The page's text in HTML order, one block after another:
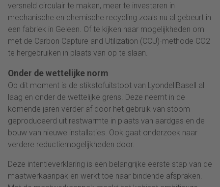
versneld circulair te maken, meer te investeren in
mechanische en chemische recycling zoals nu al gebeurt in
een fabriek in Geleen. Of te kijken naar mogelijkheden om
met de Carbon Capture and Utilization (CCU)-methode CO2
te hergebruiken in plaats van op te slaan.
Onder de wettelijke norm
Op dit moment is de stikstofuitstoot van LyondellBasell al
laag en onder de wettelijke grens. Deze neemt in de
komende jaren verder af door het gebruik van stoom
geproduceerd uit restwarmte in plaats van aardgas en de
bouw van nieuwe installaties. Ook gaat onderzoek naar
verdere reductiemogelijkheden door.
Deze intentieverklaring is een belangrijke eerste stap van de
maatwerkaanpak en werkt toe naar bindende afspraken.